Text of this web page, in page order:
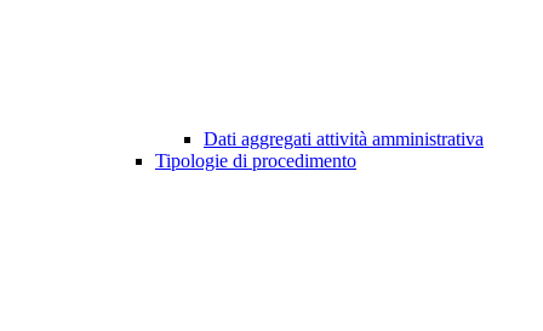
Dati aggregati attività amministrativa
Tipologie di procedimento